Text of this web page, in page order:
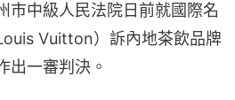
市中級人民法院日前就國際名
Vuitton）訴內地茶飲品牌
出一審判決。